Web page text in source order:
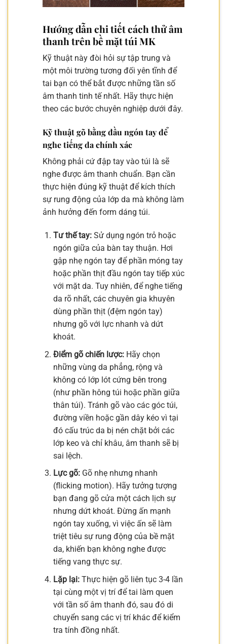
Hướng dẫn chi tiết cách thử âm
thanh trên bề mặt túi MK
Kỹ thuật này đòi hỏi sự tập trung và
một môi trường tương đối yên tĩnh để
tai bạn có thể bắt được những tần số
âm thanh tinh tế nhất. Hãy thực hiện
theo các bước chuyên nghiệp dưới đây.
Kỹ thuật gõ bằng đầu ngón tay để
nghe tiếng da chính xác
Không phải cứ đập tay vào túi là sẽ
nghe được âm thanh chuẩn. Bạn cần
thực hiện đúng kỹ thuật để kích thích
sự rung động của lớp da mà không làm
ảnh hưởng đến form dáng túi.
Tư thế tay:Sử dụng ngón trỏ hoặc
ngón giữa của bàn tay thuận. Hơi
gập nhẹ ngón tay để phần móng tay
hoặc phần thịt đầu ngón tay tiếp xúc
với mặt da. Tuy nhiên, để nghe tiếng
da rõ nhất, các chuyên gia khuyên
dùng phần thịt (đệm ngón tay)
nhưng gõ với lực nhanh và dứt
khoát.
Điểm gõ chiến lược:Hãy chọn
những vùng da phẳng, rộng và
không có lớp lót cứng bên trong
(như phần hông túi hoặc phần giữa
thân túi). Tránh gõ vào các góc túi,
đường viền hoặc gần dây kéo vì tại
đó cấu trúc da bị nén chặt bởi các
lớp keo và chỉ khâu, âm thanh sẽ bị
sai lệch.
Lực gõ:Gõ nhẹ nhưng nhanh
(flicking motion). Hãy tưởng tượng
bạn đang gõ cửa một cách lịch sự
nhưng dứt khoát. Đừng ấn mạnh
ngón tay xuống, vì việc ấn sẽ làm
triệt tiêu sự rung động của bề mặt
da, khiến bạn không nghe được
tiếng vang thực sự.
Lặp lại:Thực hiện gõ liên tục 3-4 lần
tại cùng một vị trí để tai làm quen
với tần số âm thanh đó, sau đó di
chuyển sang các vị trí khác để kiểm
tra tính đồng nhất.